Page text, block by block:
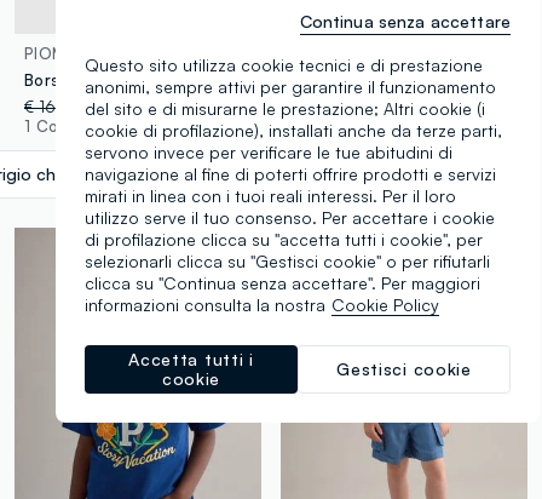
PIOMBO KIDS
€ 16,95
-50%€ 8,47
1 Colori
chiaro label.selectsize
100% Cotone
Camicia multicolor in puro cotone da bambina con nodo frontale
€ 16,95-50%€ 8,47
1 Colori
Questo sito utilizza cookie tecnici e di prestazione
anonimi, sempre attivi per garantire il funzionamento
del sito e di misurarne le prestazione; Altri cookie (i
cookie di profilazione), installati anche da terze parti,
servono invece per verificare le tue abitudini di
navigazione al fine di poterti offrire prodotti e servizi
mirati in linea con i tuoi reali interessi. Per il loro
utilizzo serve il tuo consenso. Per accettare i cookie
di profilazione clicca su "accetta tutti i cookie", per
selezionarli clicca su "Gestisci cookie" o per rifiutarli
clicca su "Continua senza accettare". Per maggiori
informazioni consulta la nostra Cookie Policy
Gestisci cookie
Accetta tutti i
cookie
Continua senza accettare